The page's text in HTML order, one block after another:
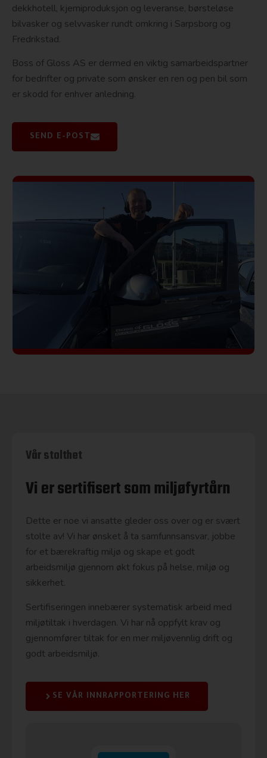
dekkhotell, kjemiproduksjon og leveranse, børsteløse
bilvasker og selvvasker rundt omkring i Sarpsborg og
Fredrikstad.
Boss of Gloss AS er dermed en viktig samarbeidspartner
for bedrifter og private som ønsker en ren og pen bil som
er skodd for enhver anledning.
SEND E-POST
Vår stolthet
Vi er sertifisert som miljøfyrtårn
Dette er noe vi ansatte gleder oss over og er svært
stolte av! Vi har ønsket å ta samfunnsansvar, jobbe
for et bærekraftig miljø og skape et godt
arbeidsmiljø gjennom økt fokus på helse, miljø og
sikkerhet.
Sertifiseringen innebærer systematisk arbeid med
miljøtiltak i hverdagen. Vi har nå oppfylt krav og
gjennomfører tiltak for en mer miljøvennlig drift og
godt arbeidsmiljø.
SE VÅR INNRAPPORTERING HER